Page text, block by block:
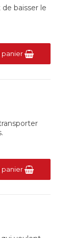
baisser le
panier
panier